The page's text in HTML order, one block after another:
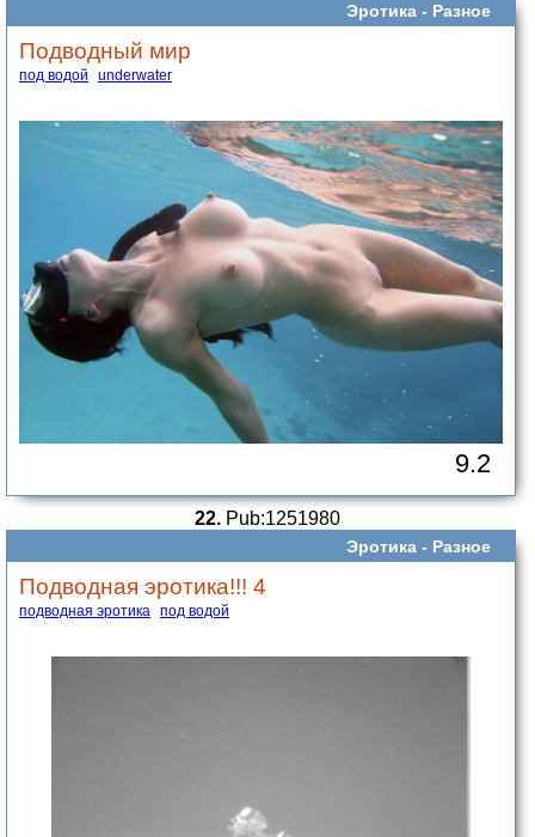
Эротика - Разное
Подводный мир
под водой underwater
9.2
22. Pub:1251980
Эротика - Разное
Подводная эротика!!! 4
подводная эротика под водой